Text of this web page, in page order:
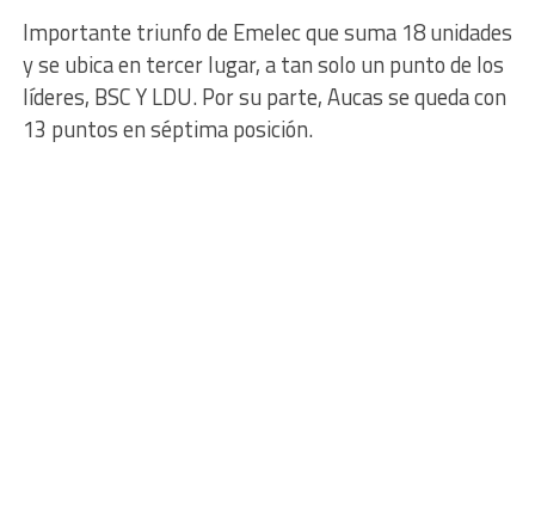
Importante triunfo de Emelec que suma 18 unidades
y se ubica en tercer lugar, a tan solo un punto de los
líderes, BSC Y LDU. Por su parte, Aucas se queda con
13 puntos en séptima posición.